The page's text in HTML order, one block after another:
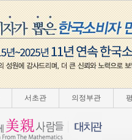
서초관 의정부관